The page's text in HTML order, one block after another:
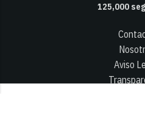
125,000
Aviso